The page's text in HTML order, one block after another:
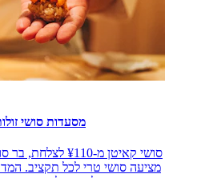
מסעדות סושי
סושי קאיטן מ-